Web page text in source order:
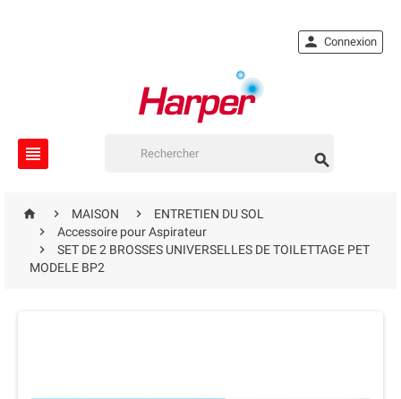
 
 Connexion
  MAISON 
ENTRETIEN DU SOL

Accessoire pour Aspirateur

SET DE 2 BROSSES UNIVERSELLES DE TOILETTAGE PET
MODELE BP2